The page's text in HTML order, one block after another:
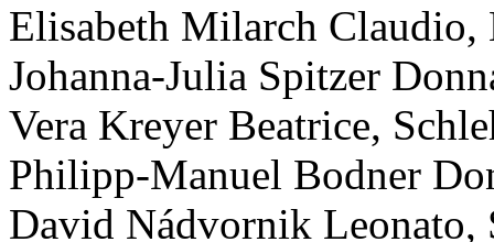
Elisabeth Milarch Claudio,
Johanna-Julia Spitzer
Vera Kreyer Beatrice,
Philipp-Manuel Bodner
David Nádvornik Leonato,